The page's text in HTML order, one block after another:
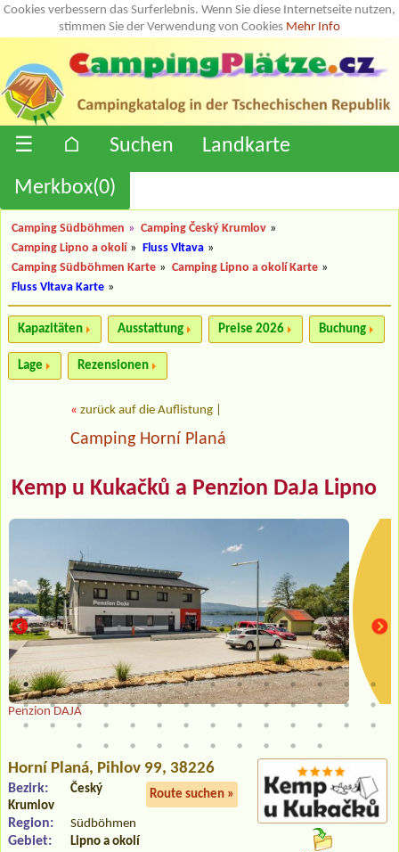
Cookies verbessern das Surferlebnis. Wenn Sie diese Internetseite nutzen,
stimmen Sie der Verwendung von Cookies Mehr Info
☰ ⌂ Suchen
Landkarte
Merkbox(0)
Camping Südböhmen » Camping Český Krumlov »
Camping Lipno a okolí » Fluss Vltava »
Camping Südböhmen Karte » Camping Lipno a okolí Karte »
Fluss Vltava Karte »
Kapazitäten Ausstattung Preise 2026 Buchung
Lage Rezensionen
« zurück auf die Auflistung
Camping Horní Planá
Kemp u Kukačků a Penzion DaJa Lipno
Penzion DAJA
Horní Planá, Pihlov 99, 38226
Route suchen »
Bezirk:
Český
Krumlov
Region: Südböhmen
Gebiet: Lipno a okolí